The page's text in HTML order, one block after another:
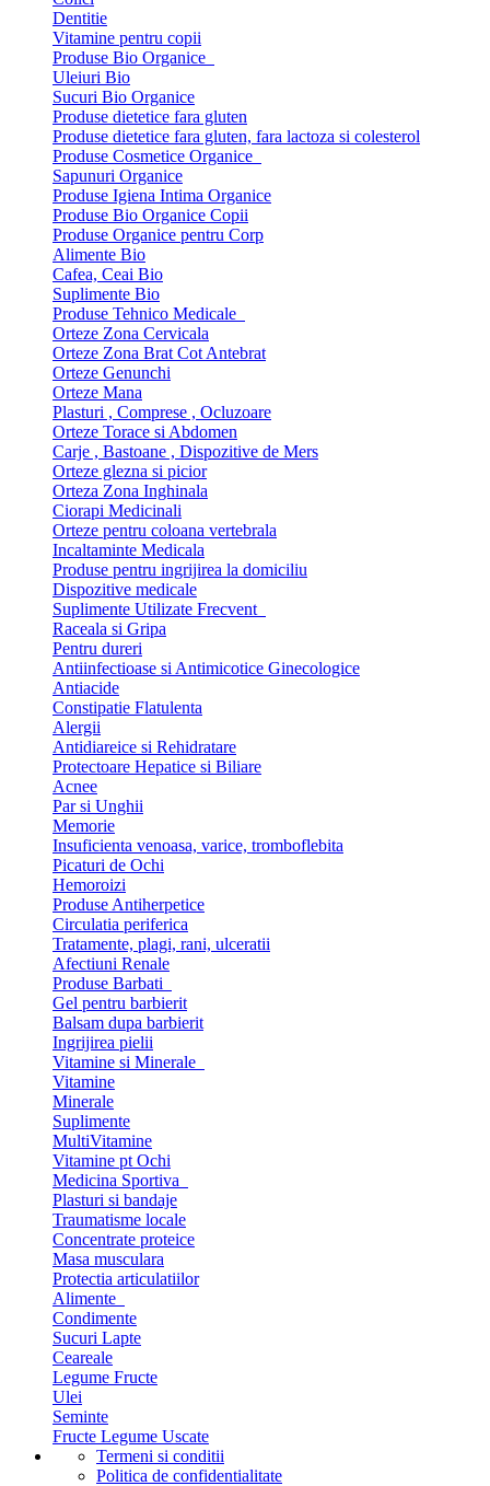
Dentitie
Vitamine pentru copii
Produse Bio Organice
Uleiuri Bio
Sucuri Bio Organice
Produse dietetice fara gluten
Produse dietetice fara gluten, fara lactoza si colesterol
Produse Cosmetice Organice
Sapunuri Organice
Produse Igiena Intima Organice
Produse Bio Organice Copii
Produse Organice pentru Corp
Alimente Bio
Cafea, Ceai Bio
Suplimente Bio
Produse Tehnico Medicale
Orteze Zona Cervicala
Orteze Zona Brat Cot Antebrat
Orteze Genunchi
Orteze Mana
Plasturi , Comprese , Ocluzoare
Orteze Torace si Abdomen
Carje , Bastoane , Dispozitive de Mers
Orteze glezna si picior
Orteza Zona Inghinala
Ciorapi Medicinali
Orteze pentru coloana vertebrala
Incaltaminte Medicala
Produse pentru ingrijirea la domiciliu
Dispozitive medicale
Suplimente Utilizate Frecvent
Raceala si Gripa
Pentru dureri
Antiinfectioase si Antimicotice Ginecologice
Antiacide
Constipatie Flatulenta
Alergii
Antidiareice si Rehidratare
Protectoare Hepatice si Biliare
Acnee
Par si Unghii
Memorie
Insuficienta venoasa, varice, tromboflebita
Picaturi de Ochi
Hemoroizi
Produse Antiherpetice
Circulatia periferica
Tratamente, plagi, rani, ulceratii
Afectiuni Renale
Produse Barbati
Gel pentru barbierit
Balsam dupa barbierit
Ingrijirea pielii
Vitamine si Minerale
Vitamine
Minerale
Suplimente
MultiVitamine
Vitamine pt Ochi
Medicina Sportiva
Plasturi si bandaje
Traumatisme locale
Concentrate proteice
Masa musculara
Protectia articulatiilor
Alimente
Condimente
Sucuri Lapte
Ceareale
Legume Fructe
Ulei
Seminte
Fructe Legume Uscate
Termeni si conditii
Politica de confidentialitate